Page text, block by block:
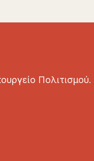
Πολιτισμού.